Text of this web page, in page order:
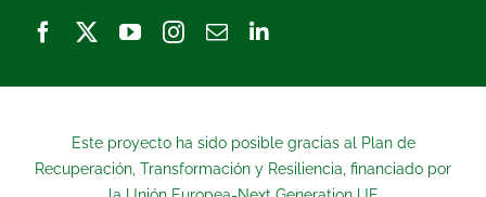
Este proyecto ha sido posible gracias al Plan de
Recuperación, Transformación y Resiliencia, financiado por